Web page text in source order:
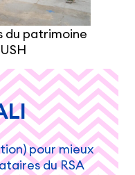
du patrimoine
pour mieux
du RSA